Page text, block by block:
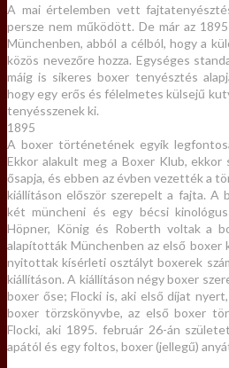
A mai értelemben vett
persze nem működött. De már az
Münchenben, abból a célból, hogy a
közös nevezőre hozza. Egységes
máig is sikeres boxer tenyésztés
hogy egy erős és félelmetes külsejű
tenyésszenek ki.
1895
A boxer történetének egyik
Ekkor alakult meg a Boxer Klub,
ősapja, és ebben az évben vezették a
kiállításon először szerepelt a fajta. A
két müncheni és egy bécsi
Höpner, König és Roberth voltak a
alapították Münchenben az első boxer
nyitottak kísérleti osztályt boxerek
kiállításon. A kiállításon négy boxer
boxer őse; Flocki is, aki első díjat
boxer törzskönyvbe, az első boxer
Flocki, aki 1895. február 26-án
apától és egy foltos, boxer (jellegű)